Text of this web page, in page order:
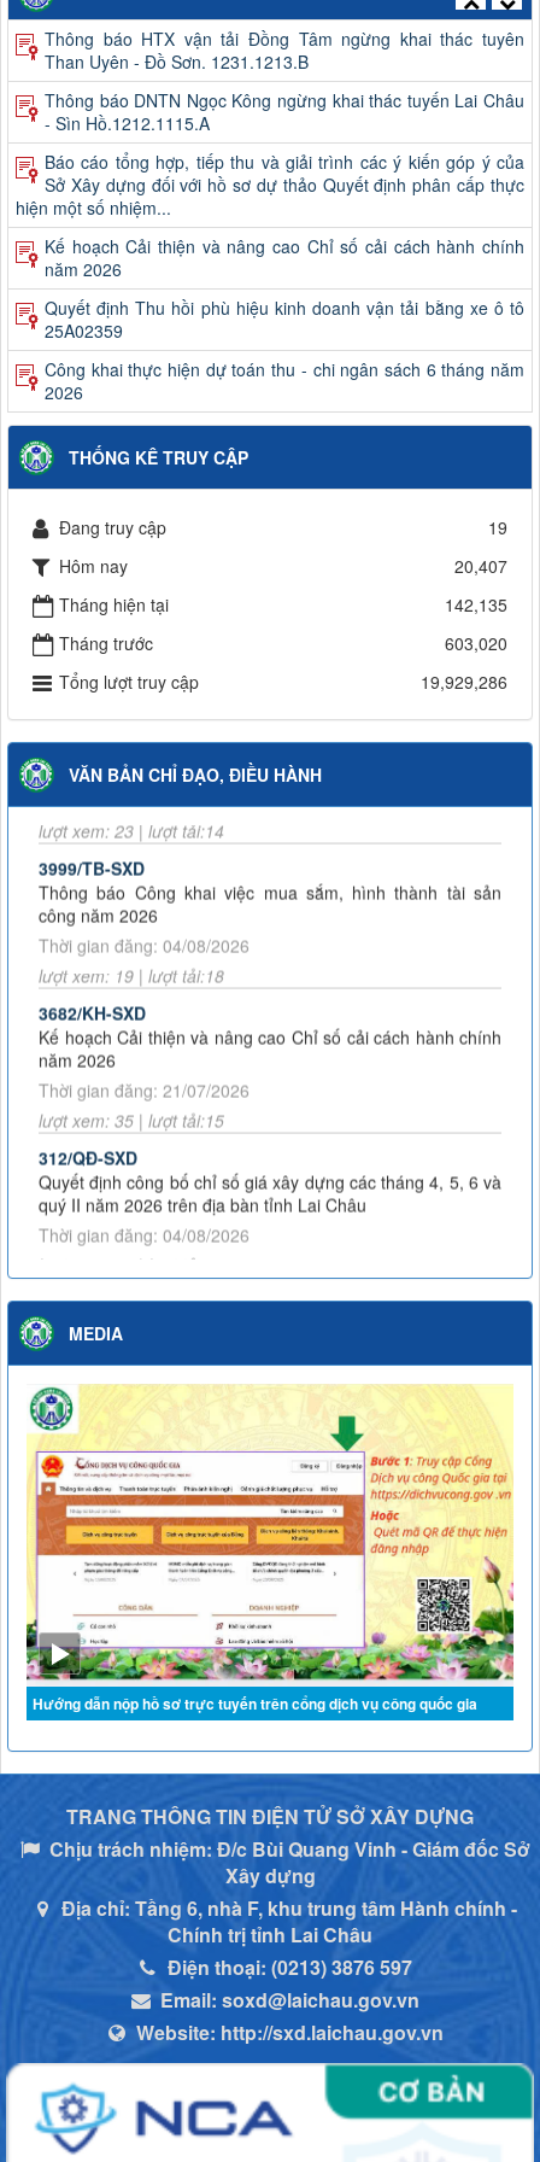
Thông báo DNTN Ngọc Kông ngừng khai thác tuyến Lai Châu
- Sìn Hồ.1212.1115.A
Báo cáo tổng hợp, tiếp thu và giải trình các ý kiến góp ý của
Sở Xây dựng đối với hồ sơ dự thảo Quyết định phân cấp thực
hiện một số nhiệm...
Kế hoạch Cải thiện và nâng cao Chỉ số cải cách hành chính
năm 2026
Quyết định Thu hồi phù hiệu kinh doanh vận tải bằng xe ô tô
25A02359
Công khai thực hiện dự toán thu - chi ngân sách 6 tháng năm
2026
Quyết định kết quả kỳ xét thăng hạng và danh sách viên chức
trúng tuyển kỳ xét thăng hạng chức danh nghề nghiệp viên
chức của Ban QLDA và...
Công khai quyết toán ngân sách năm 2025 (Không bao gồm
chi sự nghiệp giao thông)
trúng tuyển kỳ xét thăng hạng chức danh nghề nghiệp viên
chức của Trung tâm Giám...
Thông báo về việc đơn vị kinh doanh vận tải ngừng khai thác
tuyến vận tải hành khách cố định liên tỉnh
Kế hoạch và Thông báo tuyển dụng viên chức năm 2026
Trung tâm Đăng kiểm và Quản lý bến xe
Thông báo Về việc đơn vị kinh doanh vận tải ngừng khai thác
tuyến vận tải hành khách cố định liên tỉnh
Quyết định thu hồi phù hiệu kinh doanh vận tải bằng xe ô tô
Thông báo cấp giấy phép kinh doanh vận tải, phù hiệu vận tải
Quyết định công khai bổ sung dự toán năm 2026
THỐNG KÊ TRUY CẬP
Đang truy cập
19
Hôm nay
20,407
Tháng hiện tại
142,135
Tháng trước
603,020
Tổng lượt truy cập
19,929,286
VĂN BẢN CHỈ ĐẠO, ĐIỀU HÀNH
59/2026/QĐ-UBND
Quyết định bãi bỏ Quyết định số 43/2025/QĐ-UBND ngày 14
Sở Xây dựng tỉnh Lai Châu
Thời gian đăng: 04/08/2026
lượt xem: 23 | lượt tải:14
3999/TB-SXD
Thông báo Công khai việc mua sắm, hình thành tài sản
công năm 2026
Thời gian đăng: 04/08/2026
lượt xem: 19 | lượt tải:18
3682/KH-SXD
Kế hoạch Cải thiện và nâng cao Chỉ số cải cách hành chính
năm 2026
Thời gian đăng: 21/07/2026
lượt xem: 35 | lượt tải:15
312/QĐ-SXD
Quyết định công bố chỉ số giá xây dựng các tháng 4, 5, 6 và
quý II năm 2026 trên địa bàn tỉnh Lai Châu
Thời gian đăng: 04/08/2026
lượt xem: 28 | lượt tải:23
3453/KH-SXD
Kế hoạch Phát động đợt thi đua cao điểm thực hiện Chiến
dịch 90 ngày đêm khám sức khỏe định kỳ hoặc khám sàng
lọc miễn phí cho người dân trên địa bàn tỉnh Lai Châu
Thời gian đăng: 07/07/2026
lượt xem: 59 | lượt tải:24
MEDIA
Hướng dẫn nộp hồ sơ trực tuyến trên cổng dịch vụ công quốc gia
TRANG THÔNG TIN ĐIỆN TỬ SỞ XÂY DỰNG
Chịu trách nhiệm: Đ/c Bùi Quang Vinh - Giám đốc Sở
Xây dựng
Địa chỉ: Tầng 6, nhà F, khu trung tâm Hành chính -
Chính trị tỉnh Lai Châu
Điện thoại: (0213) 3876 597
Email: soxd@laichau.gov.vn
Website: http://sxd.laichau.gov.vn